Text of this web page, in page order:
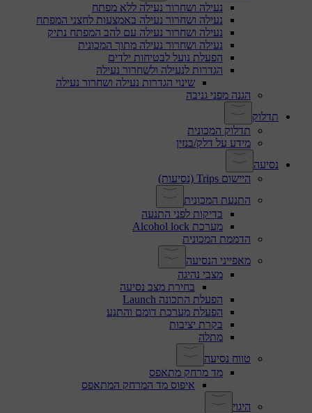
נעילה ושחרור נעילה ללא מפתח
נעילה ושחרור נעילה באמצעות לחצני המפתח
נעילה ושחרור נעילה עם להב המפתח נתיק
נעילה ושחרור נעילה מתוך המכונית
הפעלת נועל לבטיחות ילדים
הגדרות לנעילה ולשחרור נעילה
שינוי הגדרות נעילה ושחרור נעילה
הגנה מפני גניבה
תדלוק
תדלוק המכונית
מידע על דלק/בנזין
נסיעה
היישום Trips (נסיעות)
התנעת המכונית
בדיקות לפני התנעה
מערכת Alcohol lock
הדממת המכונית
מאפייני הנסיעה
מצבי נהיגה
בחירת מצב נסיעה
הפעלת התכונה Launch
הפעלת מערכת דומם והתנע
בקרת יציבות
מתלה
טווח נסיעה
מד מרחק מתאפס
איפוס מד המרחק המתאפס
היגוי